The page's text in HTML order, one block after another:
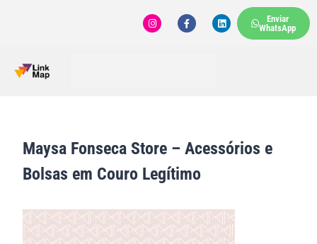
Enviar
WhatsApp
Maysa Fonseca Store – Acessórios e
Bolsas em Couro Legítimo